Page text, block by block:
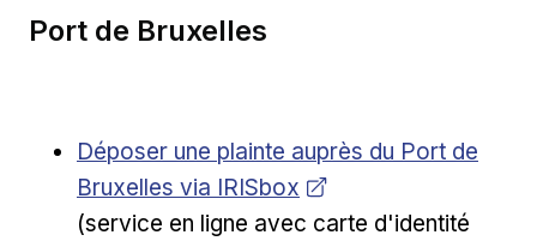
Port de Bruxelles
Ouvrir dans une nouvelle fenêtre
Déposer une plainte auprès du Port de
Bruxelles via IRISbox
(service en ligne avec carte d'identité